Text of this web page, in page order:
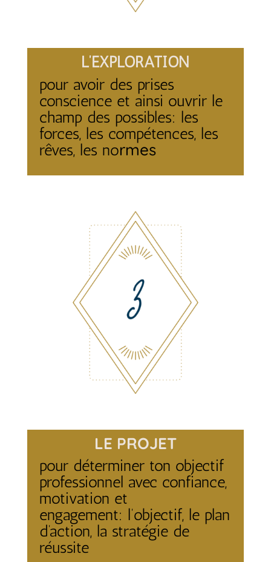
L’EXPLORATION
pour avoir des prises
conscience et ainsi ouvrir le
champ des possibles: les
forces, les compétences, les
rêves, les normes
LE PROJET
pour déterminer ton objectif
professionnel avec confiance,
motivation et
engagement: l’objectif, le plan
d’action, la stratégie de
réussite